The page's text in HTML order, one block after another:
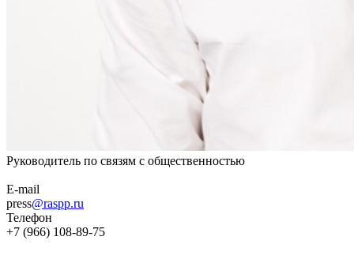
Руководитель по связям с общественностью
E-mail
press@raspp.ru
Телефон
+7 (966) 108-89-75